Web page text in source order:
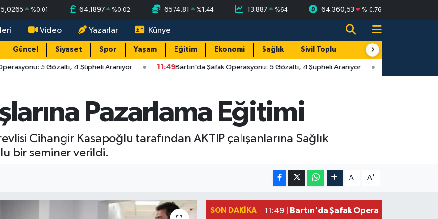
%0.01 64,1897 %0.02 6574.81 %1.44 13.887 %64 64.360,53 %-0.76
Video Yazarlar Künye
Güncel Siyaset Spor Yaşam Eğitim Ekonomi Sağlık Sivil Toplum Turizm
5 Gözaltı, 4 Şüpheli Aranıyor 11:49Bartın'da Şafak Operasyonu: 5 Gözaltı, 4 Şüpheli Aranıyor
Pazarlama Eğitimi
Cihangir Kasapoğlu tarafından AKTIP çalışanlarına Sağlık
bir seminer verildi.
A- A+
SON DAKIKA 11:49 | Bartın'da Şafak Operasyonu: 5